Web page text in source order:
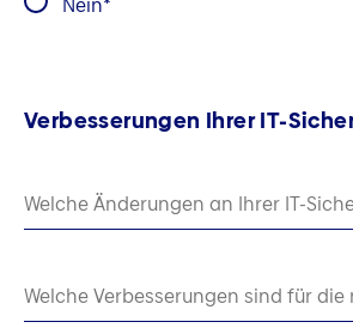
Verbesserungen Ihrer IT-